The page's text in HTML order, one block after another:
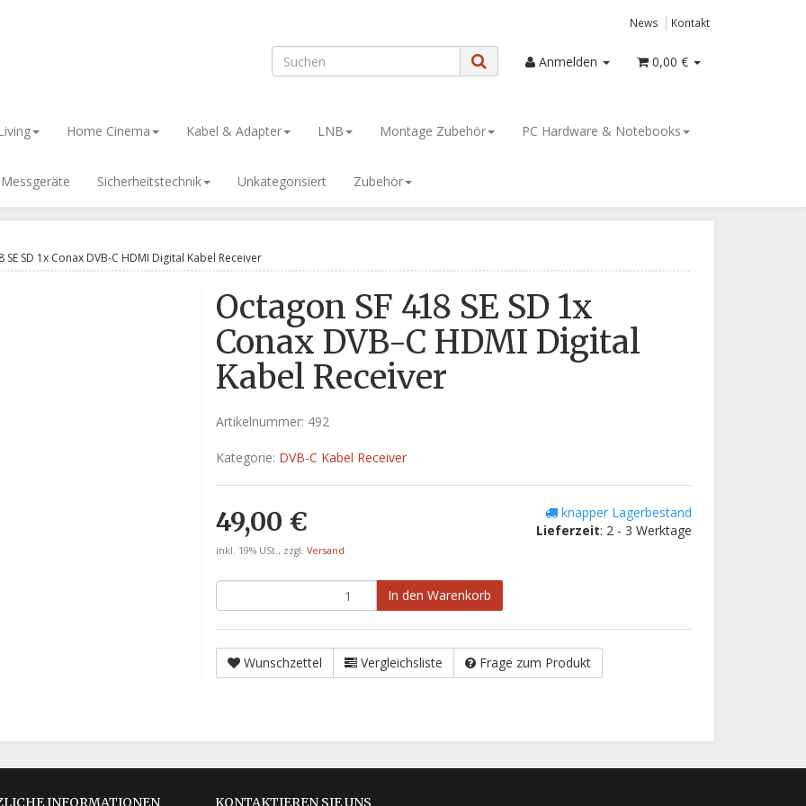
News Kontakt
Anmelden 0,00 €
Home Cinema Kabel & Adapter LNB Montage Zubehör PC Hardware & Notebooks
Sicherheitstechnik Unkategorisiert Zubehör
SE SD 1x Conax DVB-C HDMI Digital Kabel Receiver
Octagon SF 418 SE SD 1x
Conax DVB-C HDMI Digital
Kabel Receiver
Artikelnummer: 492
Kategorie: DVB-C Kabel Receiver
49,00 €
inkl. 19% USt., zzgl. Versand
knapper Lagerbestand
Lieferzeit: 2 - 3 Werktage
In den Warenkorb
Wunschzettel Vergleichsliste Frage zum Produkt
INFORMATIONEN KONTAKTIEREN SIE UNS